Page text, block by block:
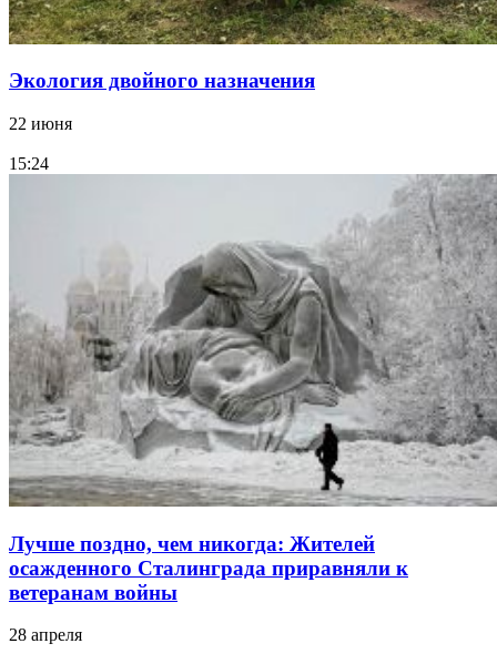
Экология двойного назначения
22 июня
15:24
Лучше поздно, чем никогда: Жителей
осажденного Сталинграда приравняли к
ветеранам войны
28 апреля